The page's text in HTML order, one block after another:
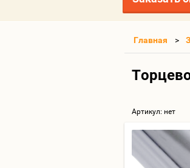
Главная
Артикул: нет